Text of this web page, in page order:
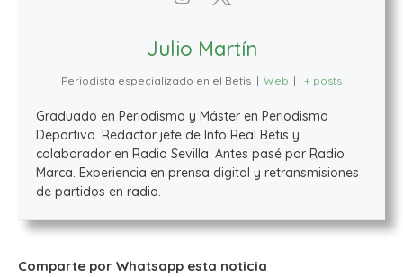
Julio Martín
Periodista especializado en el Betis | Web | + posts
Graduado en Periodismo y Máster en Periodismo
Deportivo. Redactor jefe de Info Real Betis y
colaborador en Radio Sevilla. Antes pasé por Radio
Marca. Experiencia en prensa digital y retransmisiones
de partidos en radio.
Comparte por Whatsapp esta noticia